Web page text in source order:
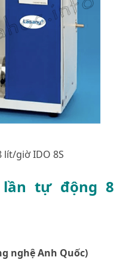
lít/giờ IDO 8S
tự động 8
nghệ Anh Quốc)